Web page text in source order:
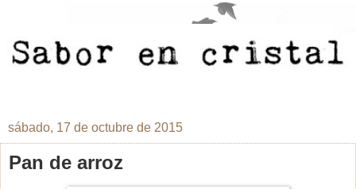
sábado, 17 de octubre de 2015
Pan de arroz